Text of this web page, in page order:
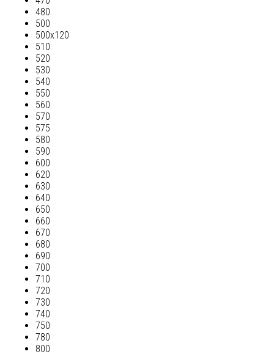
480
500
500х120
510
520
530
540
550
560
570
575
580
590
600
620
630
640
650
660
670
680
690
700
710
720
730
740
750
780
800